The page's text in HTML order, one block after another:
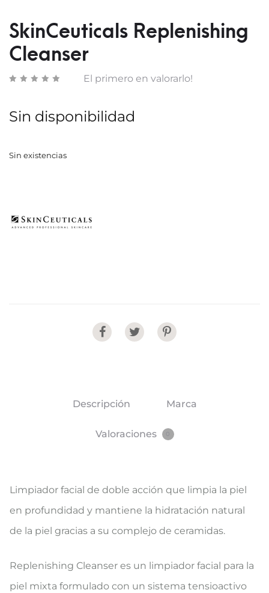
SkinCeuticals Replenishing
Cleanser
El primero en valorarlo!
Sin disponibilidad
Sin existencias
Share
Descripción Marca
Valoraciones
Limpiador facial de doble acción que limpia la piel
en profundidad y mantiene la hidratación natural
de la piel gracias a su complejo de ceramidas.
Replenishing Cleanser es un limpiador facial para la
piel mixta formulado con un sistema tensioactivo